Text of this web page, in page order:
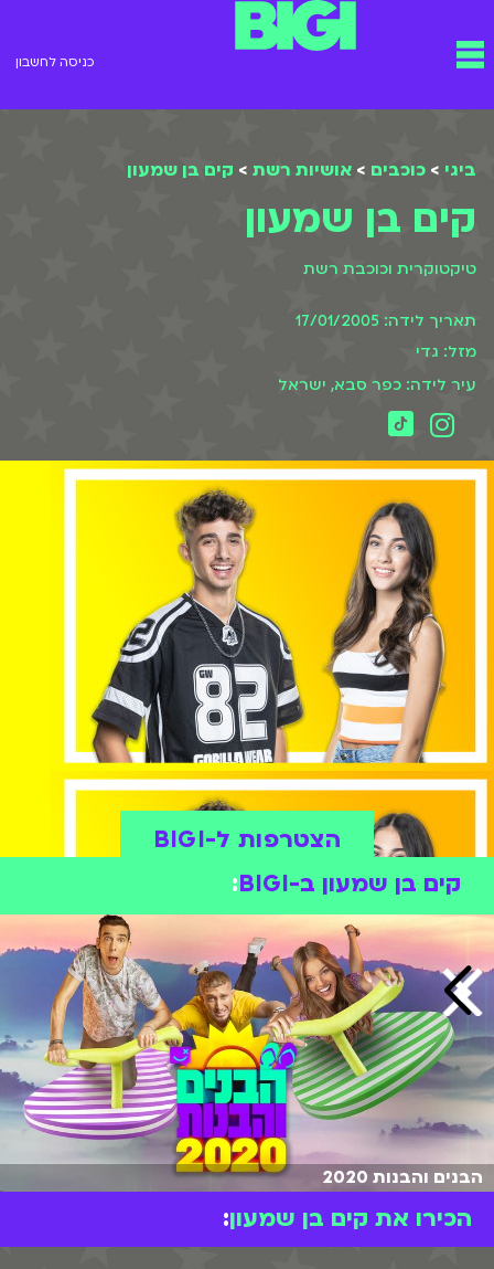
תפריט כניסה לחשבון
ביגי > כוכבים > אושיות רשת > קים בן שמעון
קים בן שמעון
טיקטוקרית וכוכבת רשת
תאריך לידה: 17/01/2005
מזל: גדי
עיר לידה: כפר סבא, ישראל
הצטרפות ל-BIGI
קים בן שמעון ב-BIGI
:
הבנים והבנות 2020
הכירו את קים בן שמעון: